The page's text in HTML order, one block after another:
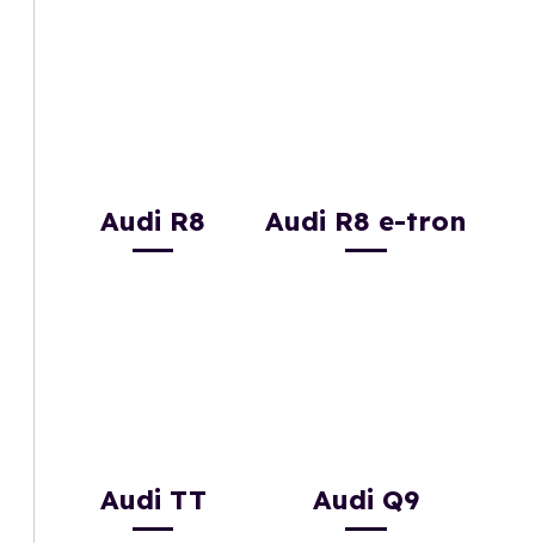
Audi R8 Audi R8 e-tron
Audi TT Audi Q9